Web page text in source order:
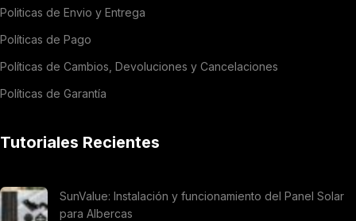
Politicas de Envio y Entrega
Políticas de Pago
Políticas de Cambios, Devoluciones y Cancelaciones
Políticas de Garantía
Tutoriales Recientes
SunValue: Instalación y funcionamiento del Panel Solar
para Albercas